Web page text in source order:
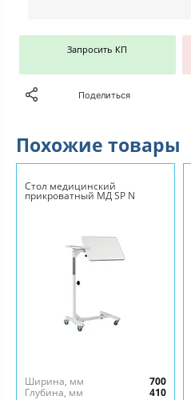
Запросить КП
Поделиться
Похожие товары
Стол медицинский
прикроватный МД SP N
Ширина, мм
700
Глубина, мм
410